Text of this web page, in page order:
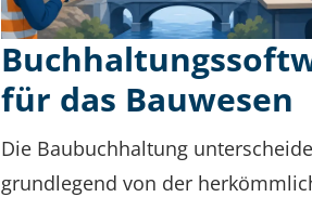
für das Bauwesen
Die Baubuchhaltung
grundlegend von der